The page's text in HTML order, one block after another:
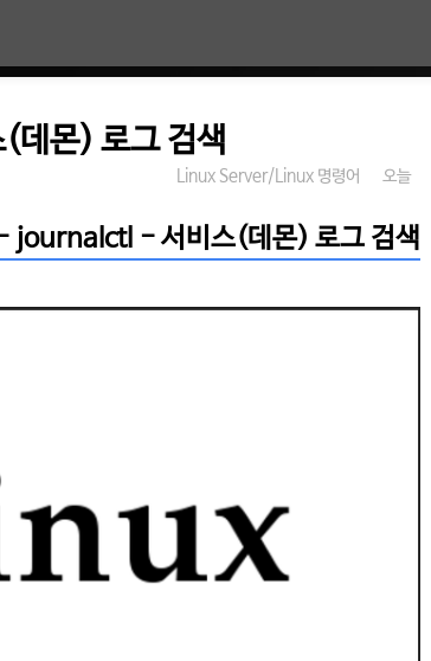
몬) 로그 검색
Linux Server/Linux 명령어 오늘
journalctl - 서비스(데몬) 로그 검색